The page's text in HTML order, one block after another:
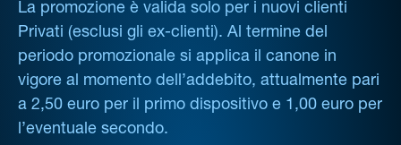
La promozione è valida solo per i nuovi clienti
Privati (esclusi gli ex-clienti). Al termine del
periodo promozionale si applica il canone in
vigore al momento dell’addebito, attualmente pari
a 2,50 euro per il primo dispositivo e 1,00 euro per
l’eventuale secondo.